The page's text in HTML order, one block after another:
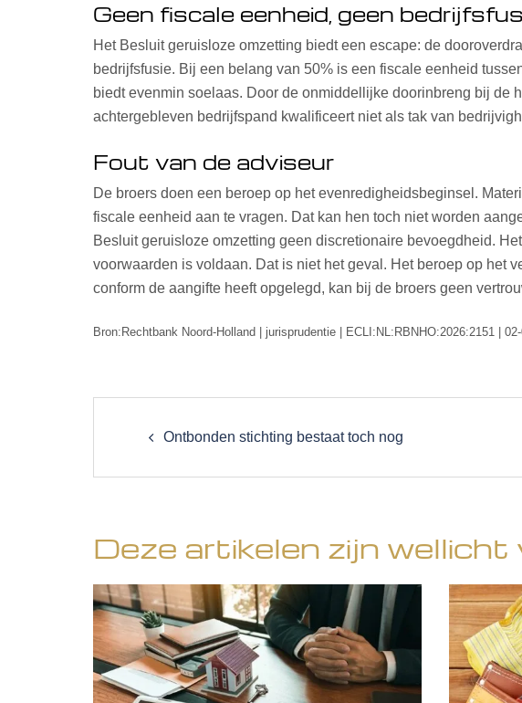
Geen fiscale eenheid, geen
Het Besluit geruisloze omzetting biedt een escape: de
bedrijfsfusie. Bij een belang van 50% is een fiscale eenheid
biedt evenmin soelaas. Door de onmiddellijke doorinbreng bij
achtergebleven bedrijfspand kwalificeert niet als tak van
Fout van de adviseur
De broers doen een beroep op het evenredigheidsbeginsel.
fiscale eenheid aan te vragen. Dat kan hen toch niet worden
Besluit geruisloze omzetting geen discretionaire bevoegdheid.
voorwaarden is voldaan. Dat is niet het geval. Het beroep op het
conform de aangifte heeft opgelegd, kan bij de broers geen
Bron:Rechtbank Noord-Holland | jurisprudentie | ECLI:NL:RBNHO:2026:2151 |
navigation
Ontbonden stichting bestaat toch nog
Deze artikelen zijn